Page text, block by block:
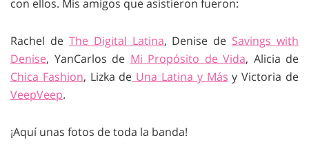
con ellos. Mis amigos que asistieron fueron:
Rachel de The Digital Latina, Denise de Savings with
Denise, YanCarlos de Mi Propósito de Vida, Alicia de
Chica Fashion, Lizka de Una Latina y Más y Victoria de
VeepVeep.
¡Aquí unas fotos de toda la banda!